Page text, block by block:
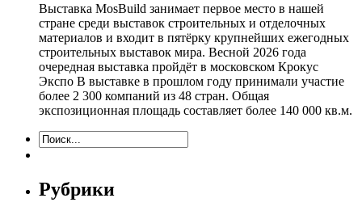
Выставка MosBuild занимает первое место в нашей
стране среди выставок строительных и отделочных
материалов и входит в пятёрку крупнейших ежегодных
строительных выставок мира. Весной 2026 года
очередная выставка пройдёт в московском Крокус
Экспо В выставке в прошлом году принимали участие
более 2 300 компаний из 48 стран. Общая
экспозиционная площадь составляет более 140 000 кв.м.
Рубрики